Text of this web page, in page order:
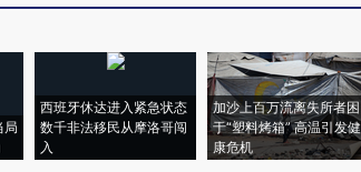
局
西班牙休达进入紧急状态
数千非法移民从摩洛哥闯
入
加沙上百万流离失所者困
于“塑料烤箱” 高温引发健
康危机